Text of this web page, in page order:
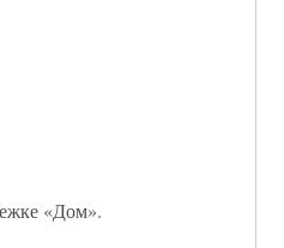
«Дом».